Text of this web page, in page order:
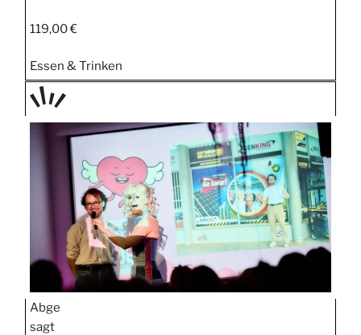
119,00 €
Essen & Trinken
TAGE
Abge
sagt